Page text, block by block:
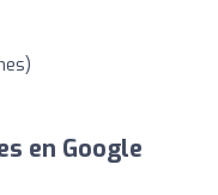
en Google